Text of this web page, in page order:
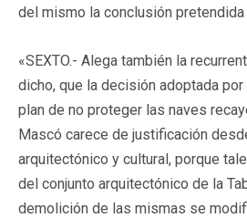
del mismo la conclusión pretendida
«SEXTO.- Alega también la
dicho, que la decisión adoptada
plan de no proteger las naves
Mascó carece de justificación
arquitectónico y cultural, porque
del conjunto arquitectónico de la
demolición de las mismas se